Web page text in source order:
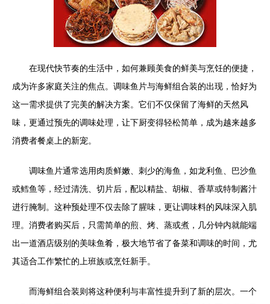
在现代快节奏的生活中，如何兼顾美食的鲜美与烹饪的便捷，
成为许多家庭关注的焦点。调味鱼片与海鲜组合装的出现，恰好为
这一需求提供了完美的解决方案。它们不仅保留了海鲜的天然风
味，更通过预先的调味处理，让下厨变得轻松简单，成为越来越多
消费者餐桌上的新宠。
调味鱼片通常选用肉质鲜嫩、刺少的海鱼，如龙利鱼、巴沙鱼
或鳕鱼等，经过清洗、切片后，配以精盐、胡椒、香草或特制酱汁
进行腌制。这种预处理不仅去除了腥味，更让调味料的风味深入肌
理。消费者购买后，只需简单的煎、烤、蒸或煮，几分钟内就能端
出一道酒店级别的美味鱼肴，极大地节省了备菜和调味的时间，尤
其适合工作繁忙的上班族或烹饪新手。
而海鲜组合装则将这种便利与丰富性提升到了新的层次。一个